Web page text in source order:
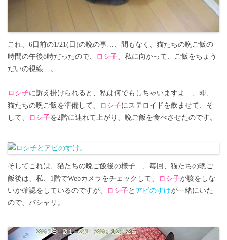
これ、6日前の1/21(日)の晩の事…、間もなく、猫たちの晩ご飯の
時間の午後8時だったので、
ロシ子、私に向かって、ご飯をちょう
だいの視線…。
ロシ子に訴え掛けられると、私は何でもしちゃいますよ…、即、
猫たちの晩ご飯を準備して、
ロシ子にステロイドを飲ませて、そ
して、
ロシ子を2階に連れて上がり、晩ご飯を食べさせたのです。
そしてこれは、猫たちの晩ご飯後の様子…、毎回、猫たちの晩ご
飯後は、私、1階でWebカメラをチェックして、
ロシ子が咳をしな
いか確認をしているのですが、
ロシ子と アビのすけが一緒にいた
ので、パシャリ。